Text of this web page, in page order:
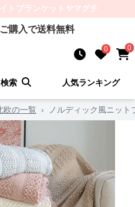
ト ブランケットヤマグチ
購入で送料無料
0 0
索 人気ランキング
欧の一覧 › ノルディック風ニット